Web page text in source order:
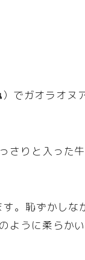
でガオラオヌ
さりと入った
。恥ずかしな
ように柔らか